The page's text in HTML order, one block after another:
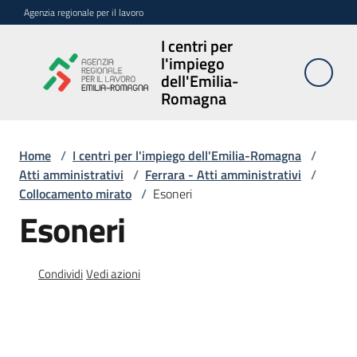
Vai al contenuto
Vai alla navigazione
Vai al footer
Agenzia regionale per il lavoro
I centri per
l'impiego
dell'Emilia-
Romagna
I centri per
l'impiego
dell'Emilia-
Romagna
Sedi
e
contatti
Avvisi
Home / I centri per l'impiego dell'Emilia-Romagna /
Atti amministrativi / Ferrara - Atti amministrativi /
Collocamento mirato / Esoneri
Esoneri
CondividiVedi azioni